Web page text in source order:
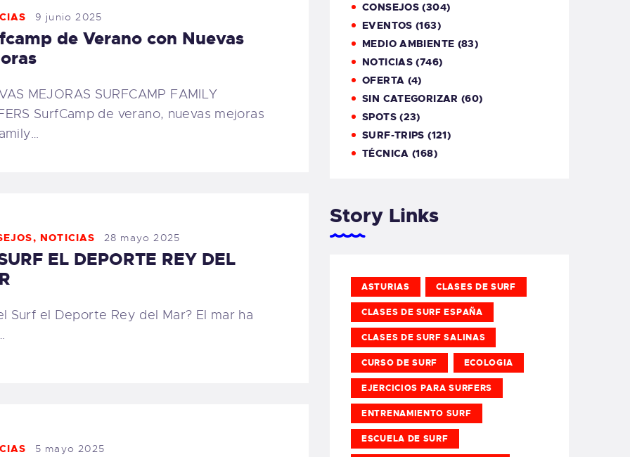
FAMILY
SALINAS
9 junio 2025
de Verano con Nuevas
MEJORAS SURFCAMP FAMILY
SurfCamp de verano, nuevas mejoras
, NOTICIAS 28 mayo 2025
EL DEPORTE REY DEL
Surf el Deporte Rey del Mar? El mar ha
5 mayo 2025
CONSEJOS (304)
EVENTOS (163)
MEDIO AMBIENTE (83)
NOTICIAS (746)
OFERTA (4)
SIN CATEGORIZAR (60)
SPOTS(23)
SURF-TRIPS (121)
TÉCNICA (168)
Story Links
ASTURIAS CLASES DE SURF
CLASES DE SURF ESPAÑA
CLASES DE SURF SALINAS
CURSO DE SURF ECOLOGIA
EJERCICIOS PARA SURFERS
ENTRENAMIENTO SURF
ESCUELA DE SURF